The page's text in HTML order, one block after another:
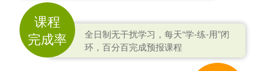
课程
完成率
全日制无干扰学习，每天“学-练-用”闭
环，百分百完成预报课程